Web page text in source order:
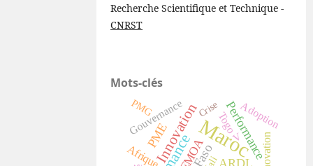
Recherche Scientifique et Technique -
CNRST
Mots-clés
Maroc
Innovation Performance
ARDL
PME
Afrique
Gouvernance Adoption
innovation
Togo
V
PMG Crise